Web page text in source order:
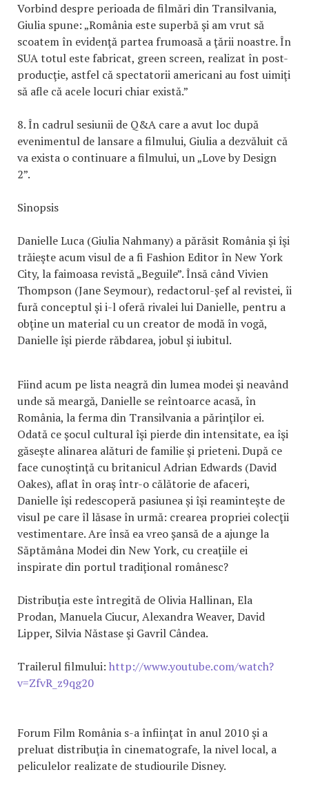
Vorbind despre perioada de filmări din Transilvania,
Giulia spune: „România este superbă şi am vrut să
scoatem în evidenţă partea frumoasă a ţării noastre. În
SUA totul este fabricat, green screen, realizat în post-
producţie, astfel că spectatorii americani au fost uimiţi
să afle că acele locuri chiar există.”
8. În cadrul sesiunii de Q&A care a avut loc după
evenimentul de lansare a filmului, Giulia a dezvăluit că
va exista o continuare a filmului, un „Love by Design
2”.
Sinopsis
Danielle Luca (Giulia Nahmany) a părăsit România şi îşi
trăieşte acum visul de a fi Fashion Editor în New York
City, la faimoasa revistă „Beguile”. Însă când Vivien
Thompson (Jane Seymour), redactorul-şef al revistei, îi
fură conceptul şi i-l oferă rivalei lui Danielle, pentru a
obţine un material cu un creator de modă în vogă,
Danielle îşi pierde răbdarea, jobul şi iubitul.
Fiind acum pe lista neagră din lumea modei şi neavând
unde să meargă, Danielle se reîntoarce acasă, în
România, la ferma din Transilvania a părinţilor ei.
Odată ce şocul cultural îşi pierde din intensitate, ea îşi
găseşte alinarea alături de familie şi prieteni. După ce
face cunoştinţă cu britanicul Adrian Edwards (David
Oakes), aflat în oraş într-o călătorie de afaceri,
Danielle îşi redescoperă pasiunea şi îşi reaminteşte de
visul pe care îl lăsase în urmă: crearea propriei colecţii
vestimentare. Are însă ea vreo şansă de a ajunge la
Săptămâna Modei din New York, cu creaţiile ei
inspirate din portul tradiţional românesc?
Distribuţia este întregită de Olivia Hallinan, Ela
Prodan, Manuela Ciucur, Alexandra Weaver, David
Lipper, Silvia Năstase şi Gavril Cândea.
Trailerul filmului: http://www.youtube.com/watch?
v=ZfvR_z9qg20
Forum Film România s-a înfiinţat în anul 2010 şi a
preluat distribuţia în cinematografe, la nivel local, a
peliculelor realizate de studiourile Disney.